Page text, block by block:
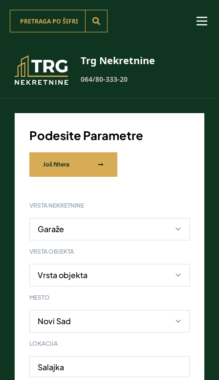
Trg Nekretnine
064/80-333-20
Podesite Parametre
Još filtera
VRSTA NEKRETNINE
VRSTA OBJEKTA
MESTO
LOKACIJA
Salajka